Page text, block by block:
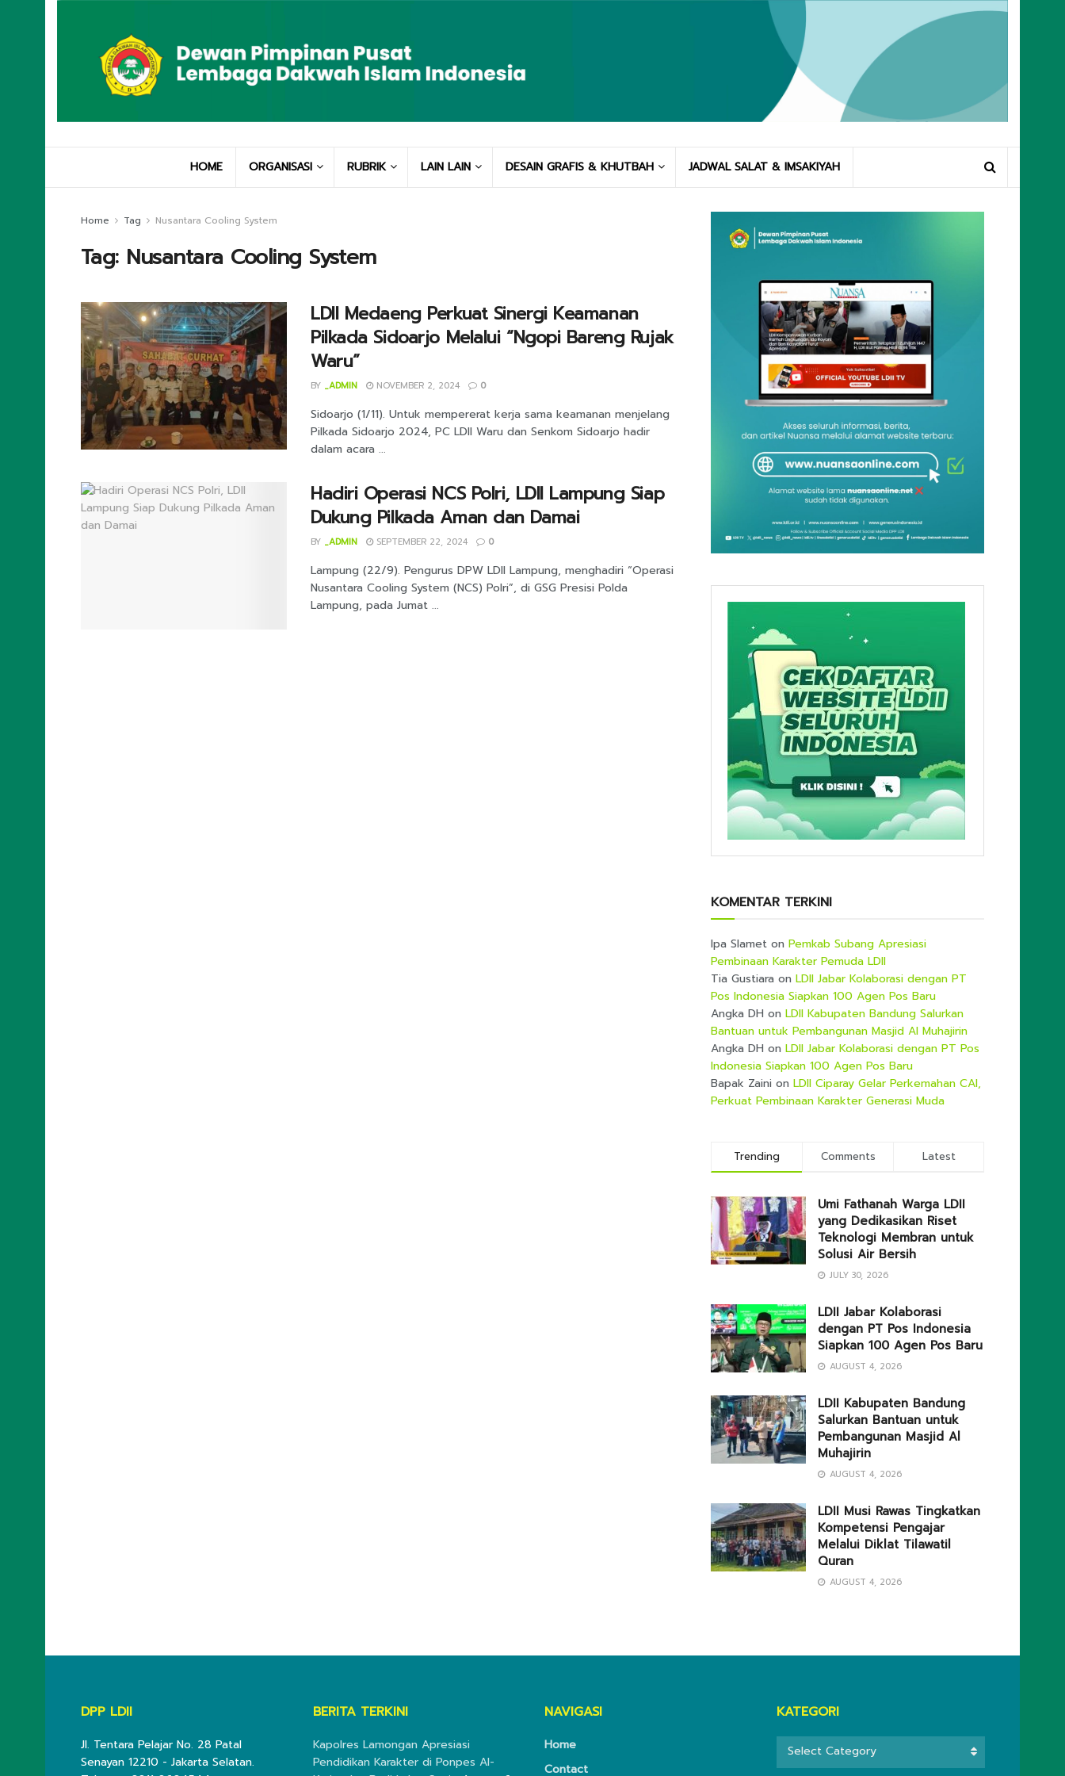
HOME ORGANISASI RUBRIK LAIN LAIN DESAIN GRAFIS & KHUTBAH JADWAL SALAT & IMSAKIYAH
Home Tag Nusantara Cooling System
Tag: Nusantara Cooling System
LDII Medaeng Perkuat Sinergi Keamanan
Pilkada Sidoarjo Melalui “Ngopi Bareng Rujak
Waru”
BY _ADMIN NOVEMBER 2, 2024 0
Sidoarjo (1/11). Untuk mempererat kerja sama keamanan menjelang
Pilkada Sidoarjo 2024, PC LDII Waru dan Senkom Sidoarjo hadir
dalam acara ...
Hadiri Operasi NCS Polri, LDII Lampung Siap
Dukung Pilkada Aman dan Damai
BY _ADMIN SEPTEMBER 22, 2024 0
Lampung (22/9). Pengurus DPW LDII Lampung, menghadiri “Operasi
Nusantara Cooling System (NCS) Polri”, di GSG Presisi Polda
Lampung, pada Jumat ...
KOMENTAR TERKINI
Ipa Slamet on Pemkab Subang Apresiasi
Pembinaan Karakter Pemuda LDII
Tia Gustiara on LDII Jabar Kolaborasi dengan PT
Pos Indonesia Siapkan 100 Agen Pos Baru
Angka DH on LDII Kabupaten Bandung Salurkan
Bantuan untuk Pembangunan Masjid Al Muhajirin
Angka DH on LDII Jabar Kolaborasi dengan PT Pos
Indonesia Siapkan 100 Agen Pos Baru
Bapak Zaini on LDII Ciparay Gelar Perkemahan CAI,
Perkuat Pembinaan Karakter Generasi Muda
Trending Comments Latest
Umi Fathanah Warga LDII
yang Dedikasikan Riset
Teknologi Membran untuk
Solusi Air Bersih
JULY 30, 2026
LDII Jabar Kolaborasi
dengan PT Pos Indonesia
Siapkan 100 Agen Pos Baru
AUGUST 4, 2026
LDII Kabupaten Bandung
Salurkan Bantuan untuk
Pembangunan Masjid Al
Muhajirin
AUGUST 4, 2026
LDII Musi Rawas Tingkatkan
Kompetensi Pengajar
Melalui Diklat Tilawatil
Quran
AUGUST 4, 2026
DPP LDII
Jl. Tentara Pelajar No. 28 Patal
Senayan 12210 - Jakarta Selatan.
BERITA TERKINI
Kapolres Lamongan Apresiasi
Pendidikan Karakter di Ponpes Al-
NAVIGASI
Home
Contact
KATEGORI
KATEGORI
Select Category